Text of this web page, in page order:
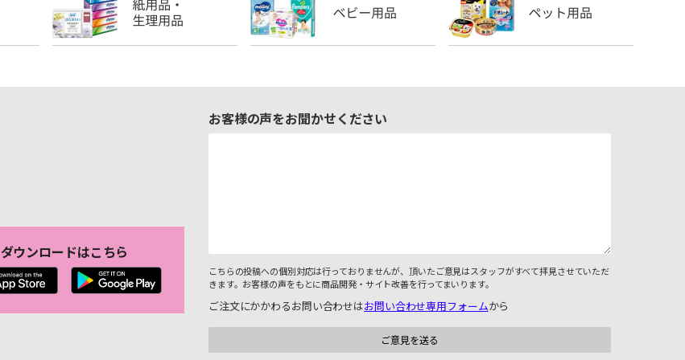
ダウンロードはこちら
お客様の声をお聞かせください
こちらの投稿への個別対応は行っておりませんが、頂いたご意見はスタッフがすべて拝見させていただ
きます。お客様の声をもとに商品開発・サイト改善を行ってまいります。
ご注文にかかわるお問い合わせはお問い合わせ専用フォームから